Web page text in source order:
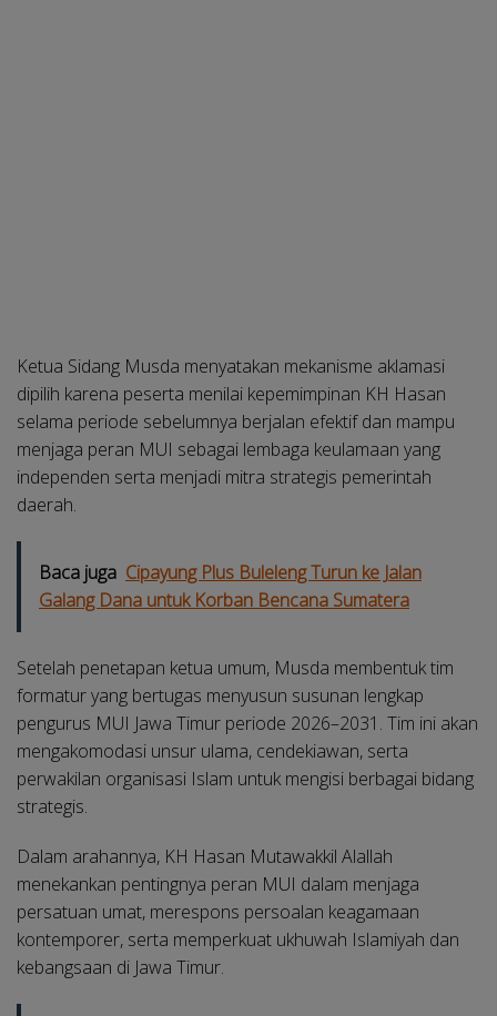
Ketua Sidang Musda menyatakan mekanisme aklamasi
dipilih karena peserta menilai kepemimpinan KH Hasan
selama periode sebelumnya berjalan efektif dan mampu
menjaga peran MUI sebagai lembaga keulamaan yang
independen serta menjadi mitra strategis pemerintah
daerah.
Baca juga Cipayung Plus Buleleng Turun ke Jalan
Galang Dana untuk Korban Bencana Sumatera
Setelah penetapan ketua umum, Musda membentuk tim
formatur yang bertugas menyusun susunan lengkap
pengurus MUI Jawa Timur periode 2026–2031. Tim ini akan
mengakomodasi unsur ulama, cendekiawan, serta
perwakilan organisasi Islam untuk mengisi berbagai bidang
strategis.
Dalam arahannya, KH Hasan Mutawakkil Alallah
menekankan pentingnya peran MUI dalam menjaga
persatuan umat, merespons persoalan keagamaan
kontemporer, serta memperkuat ukhuwah Islamiyah dan
kebangsaan di Jawa Timur.